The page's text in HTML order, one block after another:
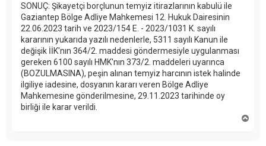
SONUÇ: Şikayetçi borçlunun temyiz itirazlarının kabulü ile
Gaziantep Bölge Adliye Mahkemesi 12. Hukuk Dairesinin
22.06.2023 tarih ve 2023/154 E. - 2023/1031 K. sayılı
kararının yukarıda yazılı nedenlerle, 5311 sayılı Kanun ile
değişik İİK'nın 364/2. maddesi göndermesiyle uygulanması
gereken 6100 sayılı HMK'nın 373/2. maddeleri uyarınca
(BOZULMASINA), peşin alınan temyiz harcının istek halinde
ilgiliye iadesine, dosyanın kararı veren Bölge Adliye
Mahkemesine gönderilmesine, 29.11.2023 tarihinde oy
birliği ile karar verildi.